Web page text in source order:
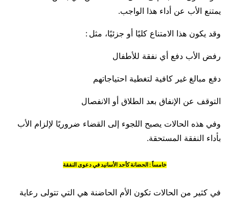
يمتنع الأب عن أداء هذا الواجب.
وقد يكون هذا الامتناع كليًا أو جزئيًا، مثل :
رفض الأب دفع أي نفقة للأطفال
دفع مبالغ غير كافية لتغطية احتياجاتهم
التوقف عن الإنفاق بعد الطلاق أو الانفصال
وفي هذه الحالات يصبح اللجوء إلى القضاء ضروريًا لإلزام الأب
بأداء النفقة المستحقة.
خامساً : الحضانة كأحد الأسانيد في دعوى النفقة
في كثير من الحالات تكون الأم الحاضنة هي التي تتولى رعاية